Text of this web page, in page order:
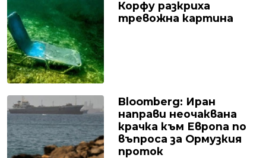
Корфу разкриха
тревожна картина
Bloomberg: Иран
направи неочаквана
крачка към Европа по
въпроса за Ормузкия
проток